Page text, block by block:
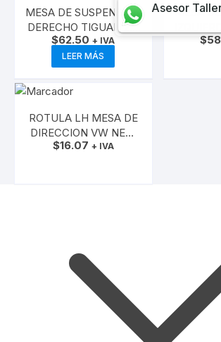
MESA DE SUSPENSION
DERECHO TIGUAN 2.0
2008
$62.50 + IVA
LEER MÁS
MESA DE
$
ROTULA LH MESA DE
DIRECCION VW NEW
GOL CFZA
$16.07 + IVA
Asesor